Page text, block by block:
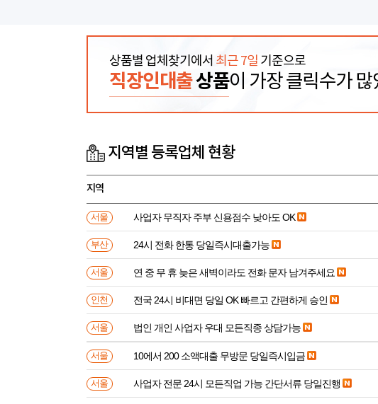
상품별 업체찾기에서 최근 7일 기준으로
직장인대출상품이 가장 클릭수가
지역별 등록업체 현황
지역
서울 사업자 무직자 주부 신용점수 낮아도 OK
부산 24시 전화 한통 당일즉시대출가능
서울 연 중 무 휴 늦은 새벽이라도 전화 문자 남겨주세요
인천 전국 24시 비대면 당일 OK 빠르고 간편하게 승인
서울 법인 개인 사업자 우대 모든직종 상담가능
서울 10에서 200 소액대출 무방문 당일즉시입금
서울 사업자 전문 24시 모든직업 가능 간단서류 당일진행